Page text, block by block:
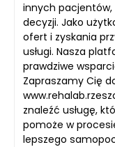
innych pacjentów,
decyzji. Jako
ofert i zyskania
usługi. Nasza
prawdziwe
Zapraszamy Cię
znaleźć usługę,
pomoże w
lepszego